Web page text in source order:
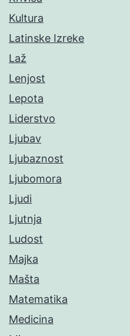
Kultura
Latinske Izreke
Laž
Lenjost
Lepota
Liderstvo
Ljubav
Ljubaznost
Ljubomora
Ljudi
Ljutnja
Ludost
Majka
Mašta
Matematika
Medicina